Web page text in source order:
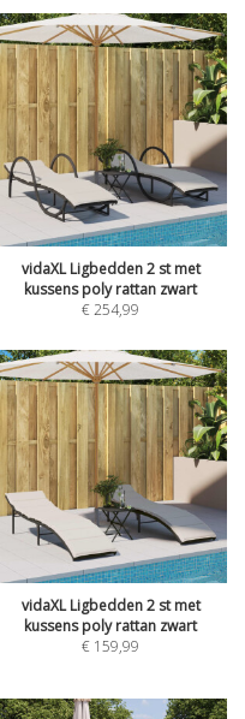
vidaXL Ligbedden 2 st met
kussens poly rattan zwart
€254,99
vidaXL Ligbedden 2 st met
kussens poly rattan zwart
€ 159,99